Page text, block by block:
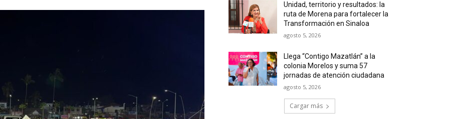
Unidad, territorio y resultados: la
ruta de Morena para fortalecer la
Transformación en Sinaloa
agosto 5, 2026
Llega “Contigo Mazatlán” a la
colonia Morelos y suma 57
jornadas de atención ciudadana
agosto 5, 2026
Cargar más